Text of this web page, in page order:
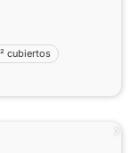
cubiertos